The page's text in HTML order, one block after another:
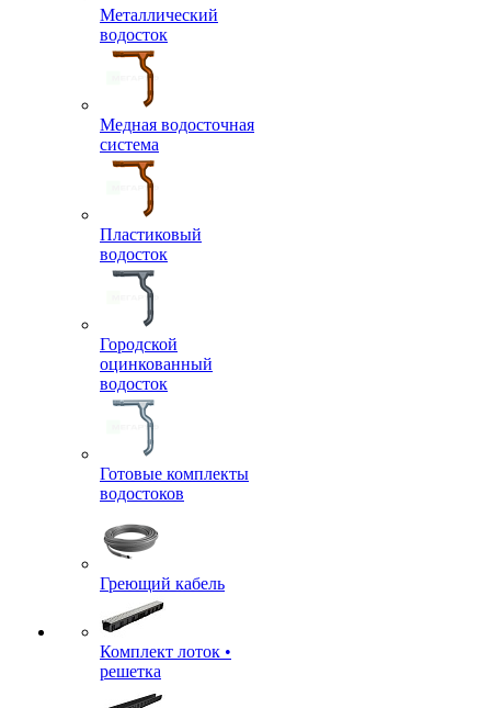
Металлический
водосток
Медная водосточная
система
Пластиковый
водосток
Городской
оцинкованный
водосток
Готовые комплекты
водостоков
Греющий кабель
Комплект лоток •
решетка